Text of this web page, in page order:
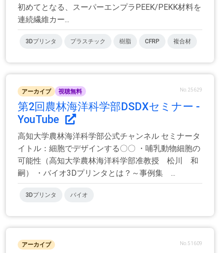
初めてとなる、スーパーエンプラPEEK/PEKK材料を
連続繊維カー...
3Dプリンタ プラスチック 樹脂 CFRP 複合材
アーカイブ 視聴無料 No.25629
第2回農林海洋科学部DSDXセミナー -
YouTube
高知大学農林海洋科学部公式チャンネル セミナータ
イトル：細胞でデザインする〇〇 ・哺乳動物細胞の
可能性（高知大学農林海洋科学部准教授 松川 和
嗣） ・バイオ3Dプリンタとは？～事例集 ...
3Dプリンタ バイオ
アーカイブ No.51609